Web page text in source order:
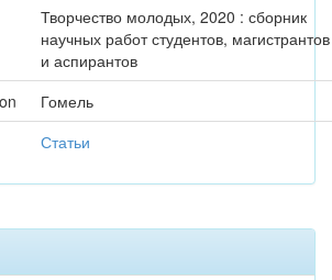
Творчество молодых, 2020 : сборник
научных работ студентов, магистрантов
и аспирантов
Гомель
Статьи